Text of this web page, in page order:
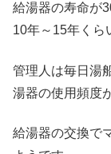
給湯器の寿命が
10年～15年くら
管理人は毎日湯
湯器の使用頻度
給湯器の交換で